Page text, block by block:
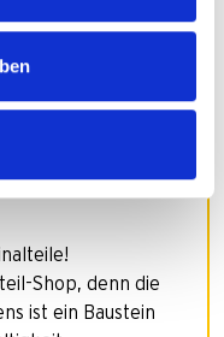
Shop, denn die
ist ein Baustein